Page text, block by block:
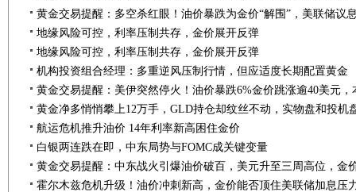
地缘风险可控，利率压制共存，金价展开反弹
地缘风险可控，利率压制共存，金价展开反弹
机构投资组合经理：多重逆风压制行情，但应适度长期配置黄金
黄金净多悄悄攀上12万手，GLD持仓却纹丝不动，实物盘和投机
航运危机推升油价 14年利率新高困住金价
白银两连跌在即，中东局势与FOMC成关键变量
霍尔木兹危机升级！油价冲刺新高，金价能否顶住美联储加息压